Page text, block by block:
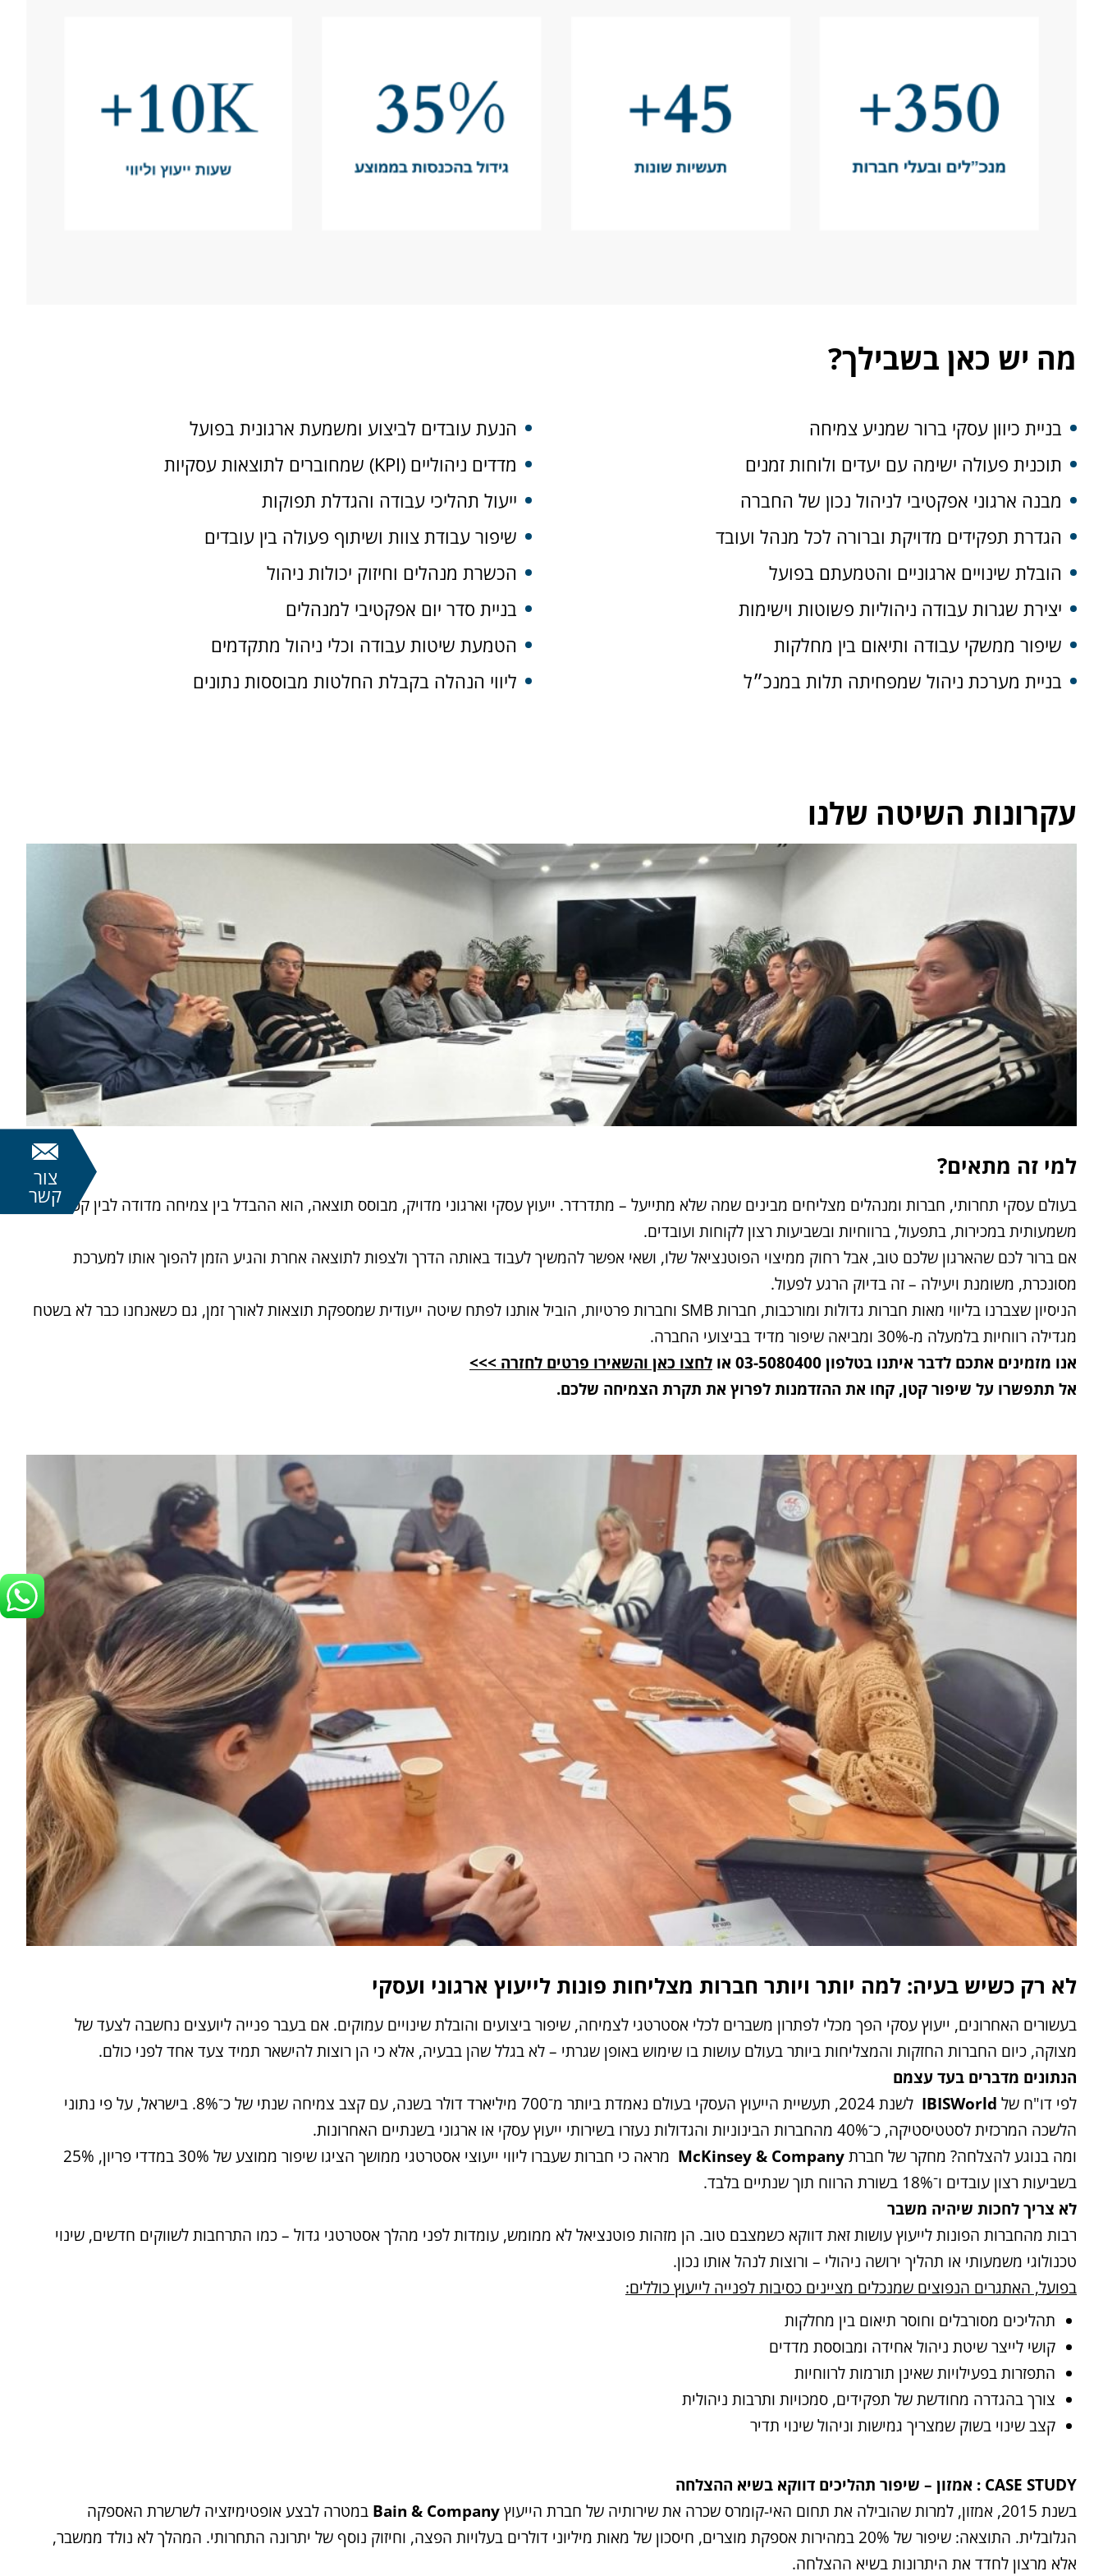
מה יש כאן בשבילך?
בניית כיוון עסקי ברור שמניע צמיחה
הנעת עובדים לביצוע ומשמעת ארגונית בפועל
תוכנית פעולה ישימה עם יעדים ולוחות זמנים
מדדים ניהוליים (KPI) שמחוברים לתוצאות עסקיות
מבנה ארגוני אפקטיבי לניהול נכון של החברה
ייעול תהליכי עבודה והגדלת תפוקות
הגדרת תפקידים מדויקת וברורה לכל מנהל ועובד
שיפור עבודת צוות ושיתוף פעולה בין עובדים
הובלת שינויים ארגוניים והטמעתם בפועל
הכשרת מנהלים וחיזוק יכולות ניהול
יצירת שגרות עבודה ניהוליות פשוטות וישימות
בניית סדר יום אפקטיבי למנהלים
שיפור ממשקי עבודה ותיאום בין מחלקות
הטמעת שיטות עבודה וכלי ניהול מתקדמים
בניית מערכת ניהול שמפחיתה תלות במנכ״ל
ליווי הנהלה בקבלת החלטות מבוססות נתונים
עקרונות השיטה שלנו
למי זה מתאים?
בעולם עסקי תחרותי, חברות ומנהלים מצליחים מבינים שמה שלא מתייעל – מתדרדר. ייעוץ עסקי וארגוני מדויק, מבוסס תוצאה, הוא ההבדל בין צמיחה מדודה לבין קפיצה
משמעותית במכירות, בתפעול, ברווחיות ובשביעות רצון לקוחות ועובדים.
אם ברור לכם שהארגון שלכם טוב, אבל רחוק ממיצוי הפוטנציאל שלו, ושאי אפשר להמשיך לעבוד באותה הדרך ולצפות לתוצאה אחרת והגיע הזמן להפוך אותו למערכת
מסונכרת, משומנת ויעילה – זה בדיוק הרגע לפעול.
הניסיון שצברנו בליווי מאות חברות גדולות ומורכבות, חברות SMB וחברות פרטיות, הוביל אותנו לפתח שיטה ייעודית שמספקת תוצאות לאורך זמן, גם כשאנחנו כבר לא בשטח
מגדילה רווחיות בלמעלה מ-30% ומביאה שיפור מדיד בביצועי החברה.
אנו מזמינים אתכם לדבר איתנו בטלפון 03-5080400 או
לחצו כאן והשאירו פרטים לחזרה >>>
אל תתפשרו על שיפור קטן, קחו את ההזדמנות לפרוץ את תקרת הצמיחה שלכם.
לא רק כשיש בעיה: למה יותר ויותר חברות מצליחות פונות לייעוץ ארגוני ועסקי
בעשורים האחרונים, ייעוץ עסקי הפך מכלי לפתרון משברים לכלי אסטרטגי לצמיחה, שיפור ביצועים והובלת שינויים עמוקים. אם בעבר פנייה ליועצים נחשבה לצעד של
מצוקה, כיום החברות החזקות והמצליחות ביותר בעולם עושות בו שימוש באופן שגרתי – לא בגלל שהן בבעיה, אלא כי הן רוצות להישאר תמיד צעד אחד לפני כולם.
הנתונים מדברים בעד עצמם
לפי דו"ח של IBISWorld
לשנת 2024, תעשיית הייעוץ העסקי בעולם נאמדת ביותר מ־700 מיליארד דולר בשנה, עם קצב צמיחה שנתי של כ־8%. בישראל, על פי נתוני
הלשכה המרכזית לסטטיסטיקה, כ־40% מהחברות הבינוניות והגדולות נעזרו בשירותי ייעוץ עסקי או ארגוני בשנתיים האחרונות.
ומה בנוגע להצלחה? מחקר של חברתMcKinsey & Company
מראה כי חברות שעברו ליווי ייעוצי אסטרטגי ממושך הציגו שיפור ממוצע של 30% במדדי פריון, 25%
בשביעות רצון עובדים ו־18% בשורת הרווח תוך שנתיים בלבד.
לא צריך לחכות שיהיה משבר
רבות מהחברות הפונות לייעוץ עושות זאת דווקא כשמצבם טוב. הן מזהות פוטנציאל לא ממומש, עומדות לפני מהלך אסטרטגי גדול – כמו התרחבות לשווקים חדשים, שינוי
טכנולוגי משמעותי או תהליך ירושה ניהולי – ורוצות לנהל אותו נכון.
בפועל, האתגרים הנפוצים שמנכלים מציינים כסיבות לפנייה לייעוץ כוללים:
תהליכים מסורבלים וחוסר תיאום בין מחלקות
קושי לייצר שיטת ניהול אחידה ומבוססת מדדים
התפזרות בפעילויות שאינן תורמות לרווחיות
צורך בהגדרה מחודשת של תפקידים, סמכויות ותרבות ניהולית
קצב שינוי בשוק שמצריך גמישות וניהול שינוי תדיר
CASE STUDY :
אמזון – שיפור תהליכים דווקא בשיא ההצלחה
בשנת 2015, אמזון, למרות שהובילה את תחום האי-קומרס שכרה את שירותיה של חברת הייעוץ
Bain & Company במטרה לבצע אופטימיזציה לשרשרת האספקה
הגלובלית. התוצאה: שיפור של 20% במהירות אספקת מוצרים, חיסכון של מאות מיליוני דולרים בעלויות הפצה, וחיזוק נוסף של יתרונה התחרותי. המהלך לא נולד ממשבר,
אלא מרצון לחדד את היתרונות בשיא ההצלחה.
צור
קשר